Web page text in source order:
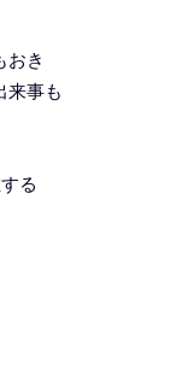
おき
来事も
る